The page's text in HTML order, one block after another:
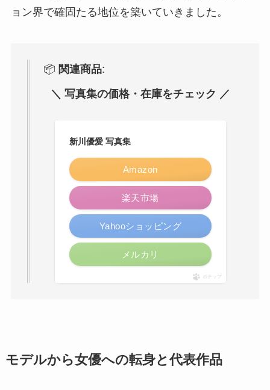
ョン界で確固たる地位を築いていきました。
📦 関連商品:
＼ 写真集の価格・在庫をチェック ／
新川優愛 写真集
Amazon
楽天市場
Yahooショッピング
メルカリ
ポチップ
モデルから女優への転身と代表作品